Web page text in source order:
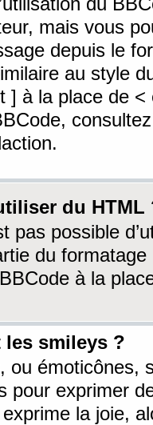
mais vous
depuis le
au style
] à la place de <
du HTML
pas possible
du
à la
les smileys ?
ou émoticônes,
pour exprimer
la joie,